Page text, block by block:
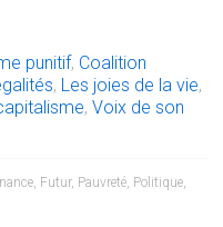
punitif, Coalition
, Les joies de la vie,
,Voix de son
, Futur, Pauvreté, Politique,